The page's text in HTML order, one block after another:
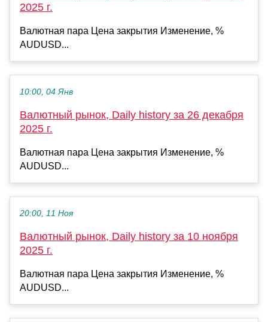
2025 г.
Валютная пара Цена закрытия Изменение, %
AUDUSD...
10:00, 04 Янв
Валютный рынок, Daily history за 26 декабря
2025 г.
Валютная пара Цена закрытия Изменение, %
AUDUSD...
20:00, 11 Ноя
Валютный рынок, Daily history за 10 ноября
2025 г.
Валютная пара Цена закрытия Изменение, %
AUDUSD...